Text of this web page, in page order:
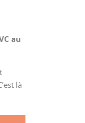
au
là